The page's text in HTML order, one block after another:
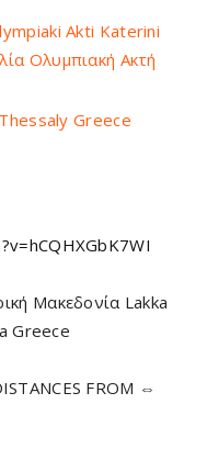
Akti Katerini
Ολυμπιακή Ακτή
Greece
Μακεδονία Lakka
Greece
FROM ⇔